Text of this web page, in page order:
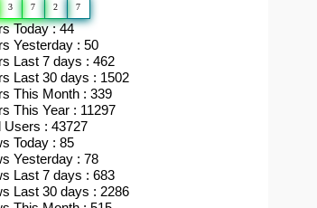
3 7 2 7
Today : 44
Yesterday : 50
Last 7 days : 462
Last 30 days : 1502
This Month : 339
This Year : 11297
Users : 43727
Today : 85
Yesterday : 78
Last 7 days : 683
Last 30 days : 2286